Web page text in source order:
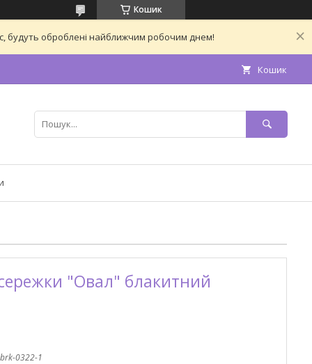
Кошик
будуть оброблені найближчим робочим днем!
Кошик
"Овал" блакитний
brk-0322-1